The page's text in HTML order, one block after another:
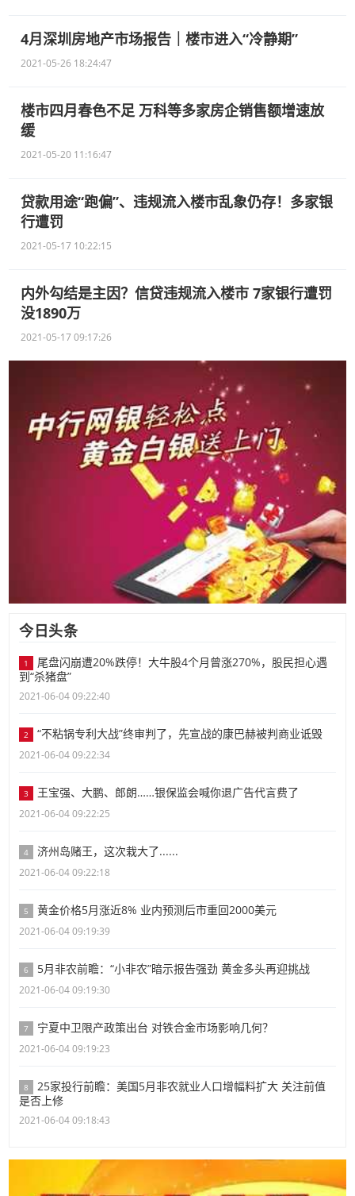
4月深圳房地产市场报告｜楼市进入“冷静期”
2021-05-26 18:24:47
楼市四月春色不足 万科等多家房企销售额增速放
缓
2021-05-20 11:16:47
贷款用途“跑偏”、违规流入楼市乱象仍存！多家银
行遭罚
2021-05-17 10:22:15
内外勾结是主因？信贷违规流入楼市 7家银行遭罚
没1890万
2021-05-17 09:17:26
今日头条
1
尾盘闪崩遭20%跌停！大牛股4个月曾涨270%，股民担心遇
到“杀猪盘”
2021-06-04 09:22:40
2 “不粘锅专利大战”终审判了，先宣战的康巴赫被判商业诋毁
2021-06-04 09:22:34
3 王宝强、大鹏、郎朗……银保监会喊你退广告代言费了
2021-06-04 09:22:25
4 济州岛赌王，这次栽大了......
2021-06-04 09:22:18
5 黄金价格5月涨近8% 业内预测后市重回2000美元
2021-06-04 09:19:39
6 5月非农前瞻：“小非农”暗示报告强劲 黄金多头再迎挑战
2021-06-04 09:19:30
7 宁夏中卫限产政策出台 对铁合金市场影响几何？
2021-06-04 09:19:23
8
25家投行前瞻：美国5月非农就业人口增幅料扩大 关注前值
是否上修
2021-06-04 09:18:43